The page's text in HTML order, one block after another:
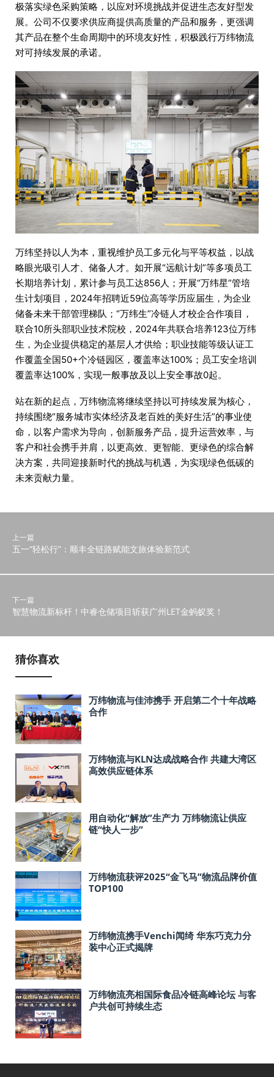
极落实绿色采购策略，以应对环境挑战并促进生态友好型发
展。公司不仅要求供应商提供高质量的产品和服务，更强调
其产品在整个生命周期中的环境友好性，积极践行万纬物流
对可持续发展的承诺。
万纬坚持以人为本，重视维护员工多元化与平等权益，以战
略眼光吸引人才、储备人才。如开展“远航计划”等多项员工
长期培养计划，累计参与员工达856人；开展“万纬星”管培
生计划项目，2024年招聘近59位高等学历应届生，为企业
储备未来干部管理梯队；“万纬生”冷链人才校企合作项目，
联合10所头部职业技术院校，2024年共联合培养123位万纬
生，为企业提供稳定的基层人才供给；职业技能等级认证工
作覆盖全国50+个冷链园区，覆盖率达100%；员工安全培训
覆盖率达100%，实现一般事故及以上安全事故0起。
站在新的起点，万纬物流将继续坚持以可持续发展为核心，
持续围绕“服务城市实体经济及老百姓的美好生活”的事业使
命，以客户需求为导向，创新服务产品，提升运营效率，与
客户和社会携手并肩，以更高效、更智能、更绿色的综合解
决方案，共同迎接新时代的挑战与机遇，为实现绿色低碳的
未来贡献力量。
上一篇
五一“轻松行”：顺丰全链路赋能文旅体验新范式
下一篇
智慧物流新标杆！中睿仓储项目斩获广州LET金蚂蚁奖！
猜你喜欢
万纬物流与佳沛携手 开启第二个十年战略
合作
万纬物流与KLN达成战略合作 共建大湾区
高效供应链体系
用自动化“解放”生产力 万纬物流让供应
链“快人一步”
万纬物流获评2025“金飞马”物流品牌价值
TOP100
万纬物流携手Venchi闻绮 华东巧克力分
装中心正式揭牌
万纬物流亮相国际食品冷链高峰论坛 与客
户共创可持续生态